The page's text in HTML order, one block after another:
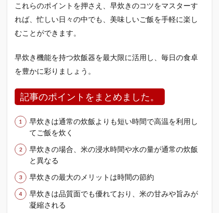
これらのポイントを押さえ、早炊きのコツをマスターす
れば、忙しい日々の中でも、美味しいご飯を手軽に楽し
むことができます。
早炊き機能を持つ炊飯器を最大限に活用し、毎日の食卓
を豊かに彩りましょう。
記事のポイントをまとめました。
早炊きは通常の炊飯よりも短い時間で高温を利用し
てご飯を炊く
早炊きの場合、米の浸水時間や水の量が通常の炊飯
と異なる
早炊きの最大のメリットは時間の節約
早炊きは品質面でも優れており、米の甘みや旨みが
凝縮される